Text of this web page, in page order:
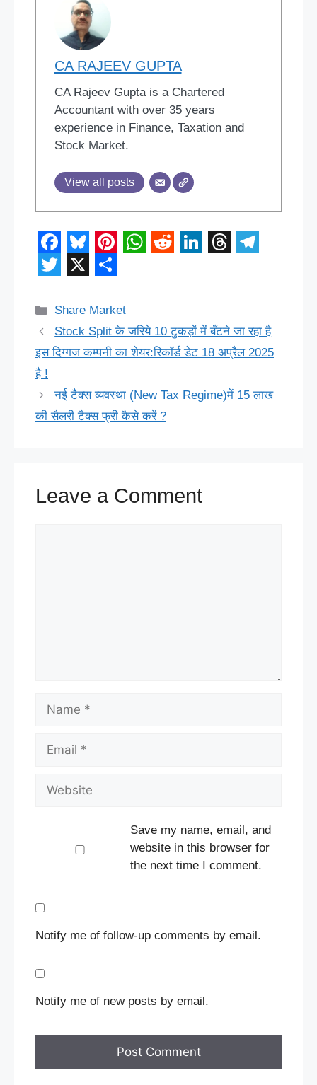
CA RAJEEV GUPTA
CA Rajeev Gupta is a Chartered
Accountant with over 35 years
experience in Finance, Taxation and
Stock Market.
View all posts
F
c
e
b
o
o
k
B
u
e
s
y
P
n
t
e
e
s
a
t
s
p
p
d
i
k
e
I
e
a
s
e
g
a
w
i
t
t
e
r
h
a
r
Categories
Share Market
Stock Split के जरिये 10 टुकड़ों में बँटने जा रहा है
इस दिग्गज कम्पनी का शेयर:रिकॉर्ड डेट 18 अप्रैल 2025
है !
नई टैक्स व्यवस्था (New Tax Regime)में 15 लाख
की सैलरी टैक्स फ्री कैसे करें ?
Leave a Comment
Name
Email
Website
Save my name, email, and
website in this browser for
the next time I comment.
Notify me of follow-up comments by email.
Notify me of new posts by email.